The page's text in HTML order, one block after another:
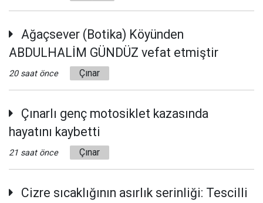
Ağaçsever (Botika) Köyünden
ABDULHALİM GÜNDÜZ vefat etmiştir
20 saat önce Çınar
Çınarlı genç motosiklet kazasında
hayatını kaybetti
21 saat önce Çınar
Cizre sıcaklığının asırlık serinliği: Tescilli